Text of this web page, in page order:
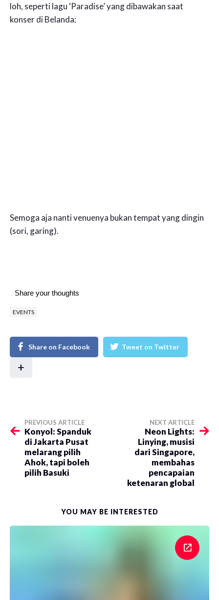
loh, seperti lagu ‘Paradise’ yang dibawakan saat
konser di Belanda:
Semoga aja nanti venuenya bukan tempat yang dingin
(sori, garing).
Share your thoughts
EVENTS
Share on Facebook Tweet on Twitter
+
PREVIOUS ARTICLE
Konyol: Spanduk
di Jakarta Pusat
melarang pilih
Ahok, tapi boleh
pilih Basuki
NEXT ARTICLE
Neon Lights:
Linying, musisi
dari Singapore,
membahas
pencapaian
ketenaran global
YOU MAY BE INTERESTED